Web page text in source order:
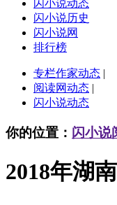
闪小说动态
闪小说历史
闪小说网
排行榜
专栏作家动态 |
阅读网动态 |
闪小说动态
你的位置： 闪小说
2018年湖